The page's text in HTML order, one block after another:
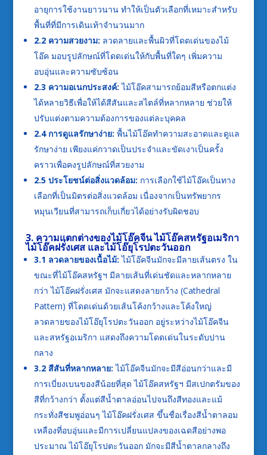
อายุการใช้งานยาวนาน ทำให้เป็นตัวเลือกที่เหมาะสำหรับ
พื้นที่ที่มีการเดินเท้าจำนวนมาก
2.2 ความสวยงาม: ลวดลายและพื้นผิวที่โดดเด่นของไม้
โอ๊ค มอบรูปลักษณ์ที่โดดเด่นให้กับพื้นที่ใดๆ เพิ่มความ
อบอุ่นและความซับซ้อน
2.3 ความอเนกประสงค์: ไม้โอ๊คสามารถย้อมสีหรือตกแต่ง
ได้หลายวิธีเพื่อให้ได้สีสันและสไตล์ที่หลากหลาย ช่วยให้
ปรับแต่งตามความต้องการของแต่ละบุคคล
2.4 การดูแลรักษาง่าย: พื้นไม้โอ๊คทำความสะอาดและดูแล
รักษาง่าย เพียงแค่กวาดเป็นประจำและขัดเงาเป็นครั้ง
คราวเพื่อคงรูปลักษณ์ที่สวยงาม
2.5 ประโยชน์ต่อสิ่งแวดล้อม: การเลือกใช้ไม้โอ๊คเป็นทาง
เลือกที่เป็นมิตรต่อสิ่งแวดล้อม เนื่องจากเป็นทรัพยากร
หมุนเวียนที่สามารถเก็บเกี่ยวได้อย่างรับผิดชอบ
3. ความแตกต่างของไม้โอ๊คจีน ไม้โอ๊คสหรัฐอเมริกา
ไม้โอ๊คฝรั่งเศส และไม้โอ๊ยุโรปตะวันออก
3.1 ลวดลายของเนื้อไม้: ไม้โอ๊คจีนมักจะมีลายเส้นตรง ใน
ขณะที่ไม้โอ๊คสหรัฐฯ มีลายเส้นที่เด่นชัดและหลากหลาย
กว่า ไม้โอ๊คฝรั่งเศส มักจะแสดงลายกว้าง (Cathedral
Pattern) ที่โดดเด่นด้วยเส้นโค้งกว้างและโค้งใหญ่
ลวดลายของไม้โอ๊ยุโรปตะวันออก อยู่ระหว่างไม้โอ๊คจีน
และสหรัฐอเมริกา แสดงถึงความโดดเด่นในระดับปาน
กลาง
3.2 สีสันที่หลากหลาย: ไม้โอ๊คจีนมักจะมีสีอ่อนกว่าและมี
การเบี่ยงเบนของสีน้อยที่สุด ไม้โอ๊คสหรัฐฯ มีสเปกตรัมของ
สีที่กว้างกว่า ตั้งแต่สีน้ำตาลอ่อนไปจนถึงสีทองและแม้
กระทั่งสีชมพูอ่อนๆ ไม้โอ๊คฝรั่งเศส ขึ้นชื่อเรื่องสีน้ำตาลอม
เหลืองที่อบอุ่นและมีการเปลี่ยนแปลงของเฉดสีอย่างพอ
ประมาณ ไม้โอ๊ยุโรปตะวันออก มักจะมีสีน้ำตาลกลางถึง